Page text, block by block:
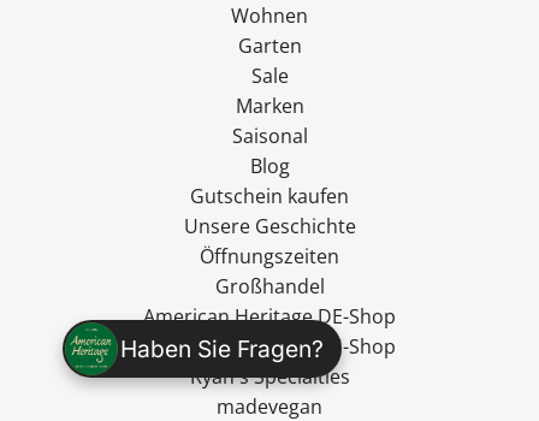
Haben Sie Fragen?
Wohnen
Garten
Sale
Marken
Saisonal
Blog
Gutschein kaufen
Unsere Geschichte
Öffnungszeiten
Großhandel
American Heritage DE-Shop
American Heritage EU-Shop
Ryan's Specialties
madevegan